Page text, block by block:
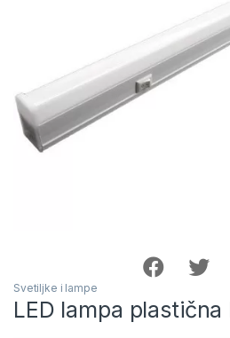
Svetiljke i lampe
LED lampa